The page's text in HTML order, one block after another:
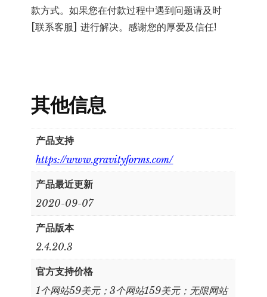
款方式。如果您在付款过程中遇到问题请及时
[联系客服] 进行解决。感谢您的厚爱及信任!
其他信息
产品支持
https://www.gravityforms.com/
产品最近更新
2020-09-07
产品版本
2.4.20.3
官方支持价格
1个网站59美元；3个网站159美元；无限网站